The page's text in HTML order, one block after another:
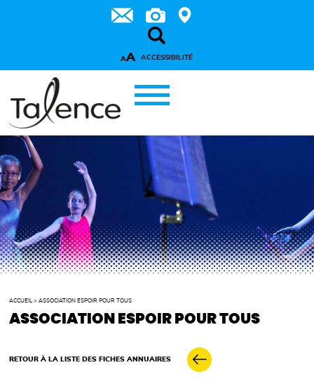
AA ACCESSIBILITÉ
ACCUEIL >ASSOCIATION ESPOIR POUR TOUS
ASSOCIATION ESPOIR POUR TOUS
RETOUR À LA LISTE DES FICHES ANNUAIRES